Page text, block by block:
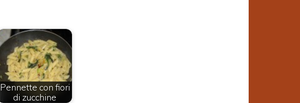
Pennette con fiori
di zucchine